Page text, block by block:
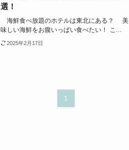
選！
海鮮食べ放題のホテルは東北にある？ 美
味しい海鮮をお腹いっぱい食べたい！ こ...
2025年2月17日
1